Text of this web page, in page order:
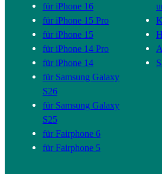
für iPhone 16
für iPhone 15 Pro
für iPhone 15
für iPhone 14 Pro
für iPhone 14
für Samsung Galaxy
S26
für Samsung Galaxy
S25
für Fairphone 6
für Fairphone 5